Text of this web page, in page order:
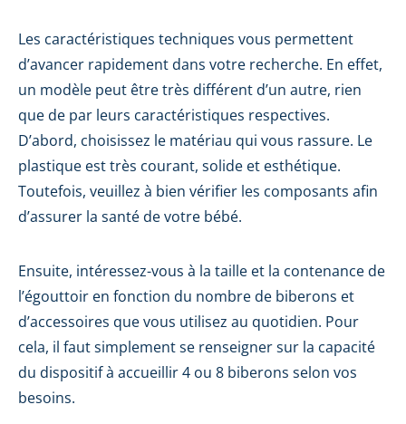
Les caractéristiques techniques vous permettent
d’avancer rapidement dans votre recherche. En effet,
un modèle peut être très différent d’un autre, rien
que de par leurs caractéristiques respectives.
D’abord, choisissez le matériau qui vous rassure. Le
plastique est très courant, solide et esthétique.
Toutefois, veuillez à bien vérifier les composants afin
d’assurer la santé de votre bébé.
Ensuite, intéressez-vous à la taille et la contenance de
l’égouttoir en fonction du nombre de biberons et
d’accessoires que vous utilisez au quotidien. Pour
cela, il faut simplement se renseigner sur la capacité
du dispositif à accueillir 4 ou 8 biberons selon vos
besoins.